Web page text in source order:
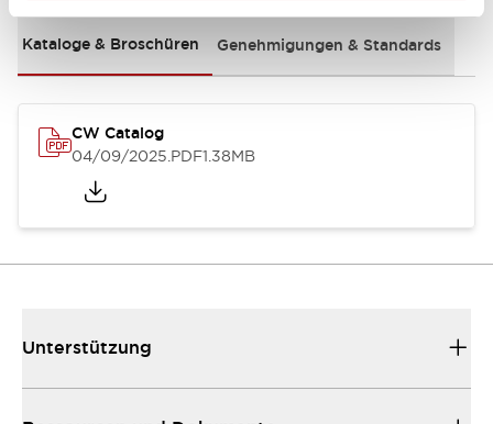
Kataloge & Broschüren Genehmigungen & Standards
CW Catalog
04/09/2025.PDF1.38MB
Unterstützung